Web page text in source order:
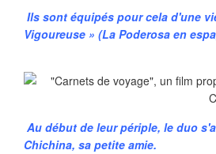
Ils sont équipés pour cela d'une
Vigoureuse » (La Poderosa en
Au début de leur périple, le duo
Chichina, sa petite amie.